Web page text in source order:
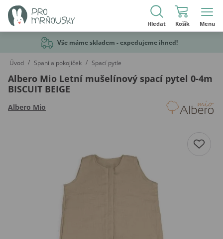
Hledat Košík Menu
Vše máme skladem - expedujeme ihned!
Úvod / Spaní a pokojíček / Spací pytle
Albero Mio Letní mušelínový spací pytel 0-4m
BISCUIT BEIGE
Albero Mio